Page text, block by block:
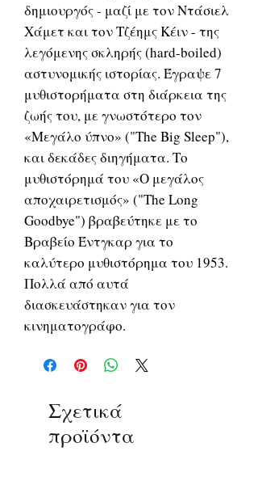
δημιουργός - μαζί με τον Ντάσιελ
Χάμετ και τον Τζέημς Κέιν - της
λεγόμενης σκληρής (hard-boiled)
αστυνομικής ιστορίας. Έγραψε 7
μυθιστορήματα στη διάρκεια της
ζωής του, με γνωστότερο τον
«Μεγάλο ύπνο» ("The Big Sleep"),
και δεκάδες διηγήματα. Το
μυθιστόρημά του «Ο μεγάλος
αποχαιρετισμός» ("The Long
Goodbye") βραβεύτηκε με το
Βραβείο Έντγκαρ για το
καλύτερο μυθιστόρημα του 1953.
Πολλά από αυτά
διασκευάστηκαν για τον
κινηματογράφο.
Σχετικά
προϊόντα